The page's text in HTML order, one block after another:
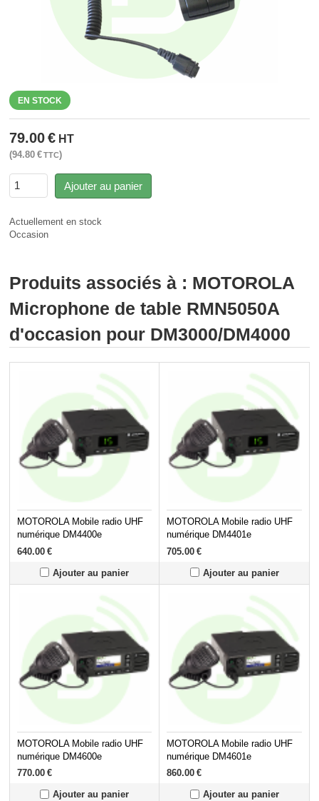
EN STOCK
79.00 € HT
94.80 €TTC
Ajouter au panier
Actuellement en stock
Occasion
Produits associés à : MOTOROLA
Microphone de table RMN5050A
d'occasion pour DM3000/DM4000
MOTOROLA Mobile radio UHF
numérique DM4400e
640.00 €
Ajouter au panier
MOTOROLA Mobile radio UHF
numérique DM4401e
705.00 €
Ajouter au panier
MOTOROLA Mobile radio UHF
numérique DM4600e
770.00 €
Ajouter au panier
MOTOROLA Mobile radio UHF
numérique DM4601e
860.00 €
Ajouter au panier